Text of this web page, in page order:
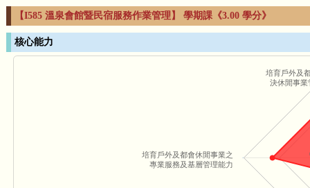
【I585 溫泉會館暨民宿服務作業管理】 學期課《3.00 學分》
核心能力
培育戶外及
決休閒事業
培育戶外及都會休閒事業之
專業服務及基層管理能力